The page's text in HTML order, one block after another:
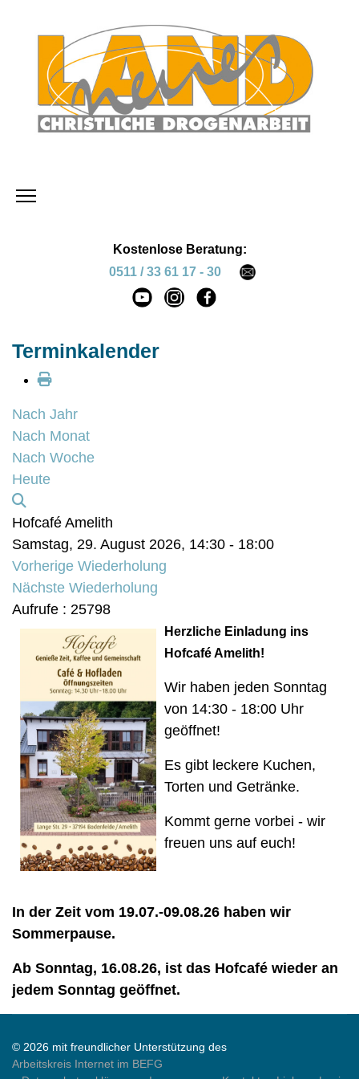
Kostenlose Beratung:
0511 / 33 61 17 - 30
Terminkalender
Nach Jahr
Nach Monat
Nach Woche
Heute
Hofcafé Amelith
Samstag, 29. August 2026, 14:30 - 18:00
Vorherige Wiederholung
Nächste Wiederholung
Aufrufe : 25798
Herzliche Einladung ins
Hofcafé Amelith!
Wir haben jeden Sonntag
von 14:30 - 18:00 Uhr
geöffnet!
Es gibt leckere Kuchen,
Torten und Getränke.
Kommt gerne vorbei - wir
freuen uns auf euch!
In der Zeit vom 19.07.-09.08.26 haben wir
Sommerpause.
Ab Sonntag, 16.08.26, ist das Hofcafé wieder an
jedem Sonntag geöffnet.
© 2026 mit freundlicher Unterstützung des
Arbeitskreis Internet im BEFG